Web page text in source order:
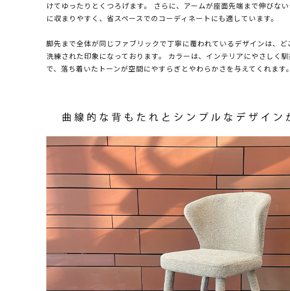
けてゆったりとくつろげます。 さらに、アームが座面先端まで伸びな
に収まりやすく、省スペースでのコーディネートにも適しています。
脚先まで全体が同じファブリックで丁寧に覆われているデザインは、ど
洗練された印象になっております。 カラーは、インテリアにやさしく
で、落ち着いたトーンが空間にやすらぎとやわらかさを与えてくれます。